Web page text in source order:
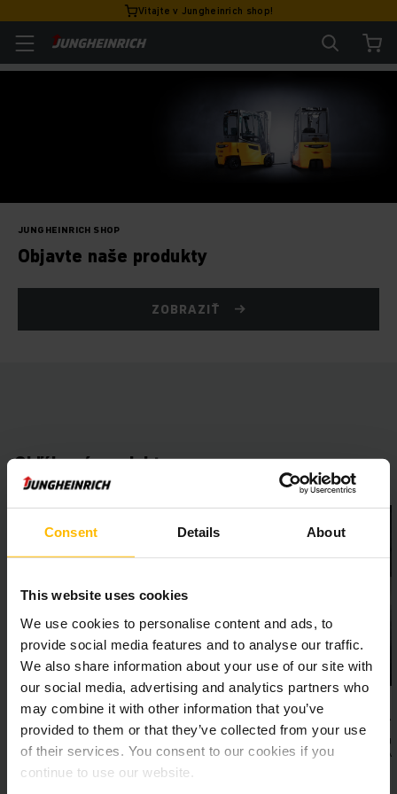
Consent Details About
This website uses cookies
We use cookies to personalise content and ads, to
provide social media features and to analyse our traffic.
We also share information about your use of our site with
our social media, advertising and analytics partners who
may combine it with other information that you’ve
provided to them or that they’ve collected from your use
of their services. You consent to our cookies if you
continue to use our website.
Vitajte v Jungheinrich shop!
JUNGHEINRICH SHOP
Objavte naše produkty
ZOBRAZIŤ
Obľúbené produkty
Vyberte si produkt, ktorý najlepšie vyhovuje vašim potrebám.
Vychystávacie vysokozdvižné vozíky,
ťahače
Zistite viac o vychystávacích vozíkoch, vysokozdvižných
vozíkoch a ťahačoch.
Jungheinrich
výkonné ako